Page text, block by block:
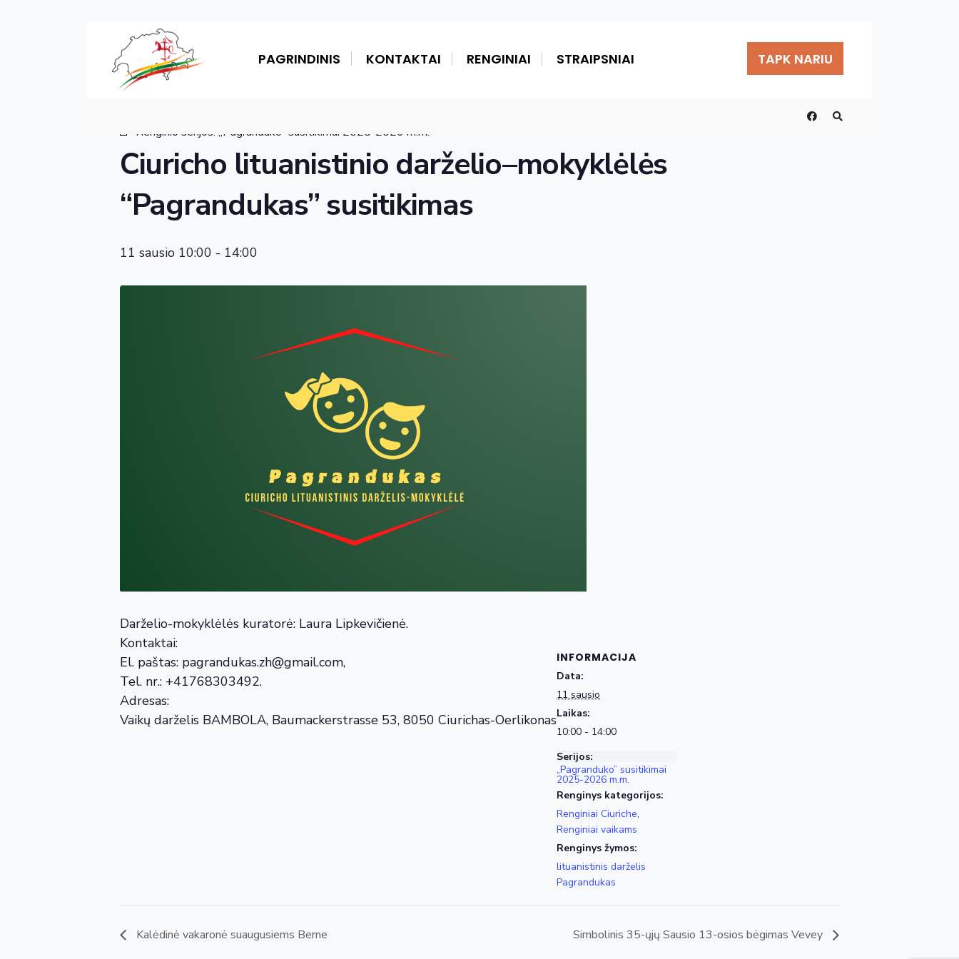
content
PAGRINDINIS KONTAKTAI RENGINIAI STRAIPSNIAI TAPK NARIU
« Visi Renginiai
Šis renginys jau įvyko.
Renginio serijos: „Pagranduko” susitikimai 2025-2026 m.m.
Ciuricho lituanistinio darželio–mokyklėlės
“Pagrandukas” susitikimas
11 sausio 10:00 - 14:00
Darželio-mokyklėlės kuratorė: Laura Lipkevičienė.
Kontaktai:
El. paštas: pagrandukas.zh@gmail.com,
Tel. nr.: +41768303492.
Adresas:
Vaikų darželis BAMBOLA, Baumackerstrasse 53, 8050 Ciurichas-Oerlikonas
INFORMACIJA
Data:
11 sausio
Laikas:
10:00 - 14:00
Serijos:
„Pagranduko” susitikimai
2025-2026 m.m.
Renginys kategorijos:
Renginiai Ciuriche,
Renginiai vaikams
Renginys žymos:
lituanistinis darželis
Pagrandukas
Kalėdinė vakaronė suaugusiems Berne Simbolinis 35-ųjų Sausio 13-osios bėgimas Vevey